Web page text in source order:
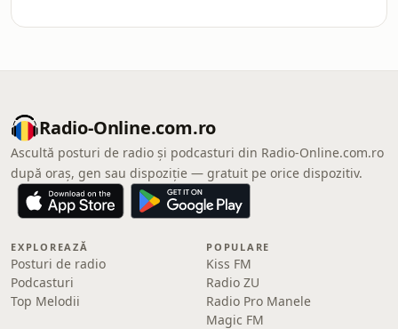
Radio-Online.com.ro
Ascultă posturi de radio și podcasturi din Radio-Online.com.ro
după oraș, gen sau dispoziție — gratuit pe orice dispozitiv.
EXPLOREAZĂ
Posturi de radio
Podcasturi
Top Melodii
POPULARE
Kiss FM
Radio ZU
Radio Pro Manele
Magic FM